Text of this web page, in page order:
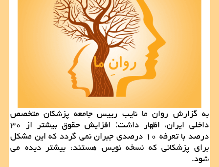
به گزارش روان ما نایب رییس جامعه پزشكان متخصص
داخلی ایران، اظهار داشت: افزایش حقوق بیشتر از ۳۰
درصد با تعرفه ۱۰ درصدی جبران نمی گردد كه این مشكل
برای پزشكانی كه نسخه نویس هستند، بیشتر دیده می
شود.